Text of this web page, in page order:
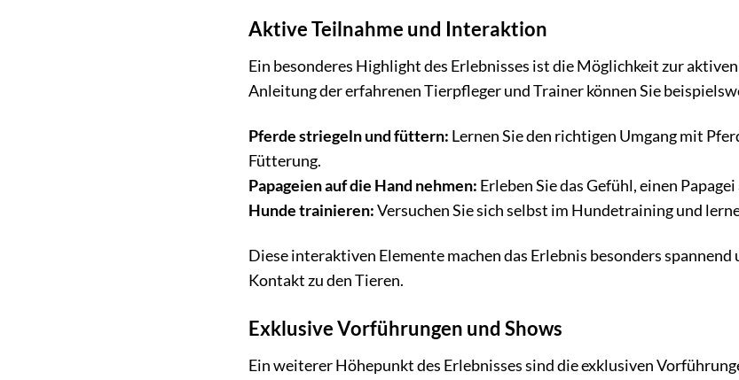
Aktive Teilnahme und Interaktion
Ein besonderes Highlight des Erlebnisses ist die Möglichkeit zur
Anleitung der erfahrenen Tierpfleger und Trainer können Sie
Pferde striegeln und füttern: Lernen Sie den richtigen Umgang mit
Fütterung.
Papageien auf die Hand nehmen: Erleben Sie das Gefühl, einen
Hunde trainieren:Versuchen Sie sich selbst im Hundetraining und
Diese interaktiven Elemente machen das Erlebnis besonders
Kontakt zu den Tieren.
Exklusive Vorführungen und Shows
Ein weiterer Höhepunkt des Erlebnisses sind die exklusiven